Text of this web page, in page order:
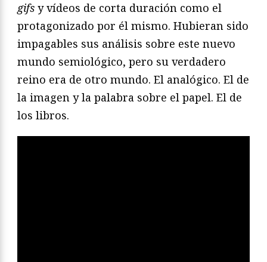
gifs y vídeos de corta duración como el
protagonizado por él mismo. Hubieran sido
impagables sus análisis sobre este nuevo
mundo semiológico, pero su verdadero
reino era de otro mundo. El analógico. El de
la imagen y la palabra sobre el papel. El de
los libros.